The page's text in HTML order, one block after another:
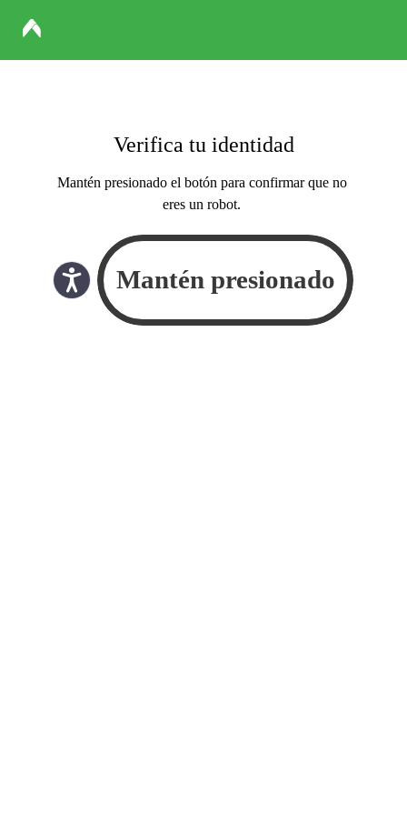
Verifica tu identidad
Mantén presionado el botón para confirmar que no
eres un robot.